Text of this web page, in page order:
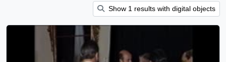
Show 1 results with digital objects